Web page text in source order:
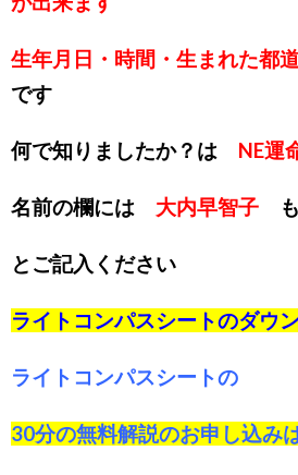
生年月日・時間・生まれた都
です
何で知りましたか？は NE運
名前の欄には 大内早智子
とご記入ください
ライトコンパスシートのダウ
ライトコンパスシートの
30分の無料解説のお申し込み